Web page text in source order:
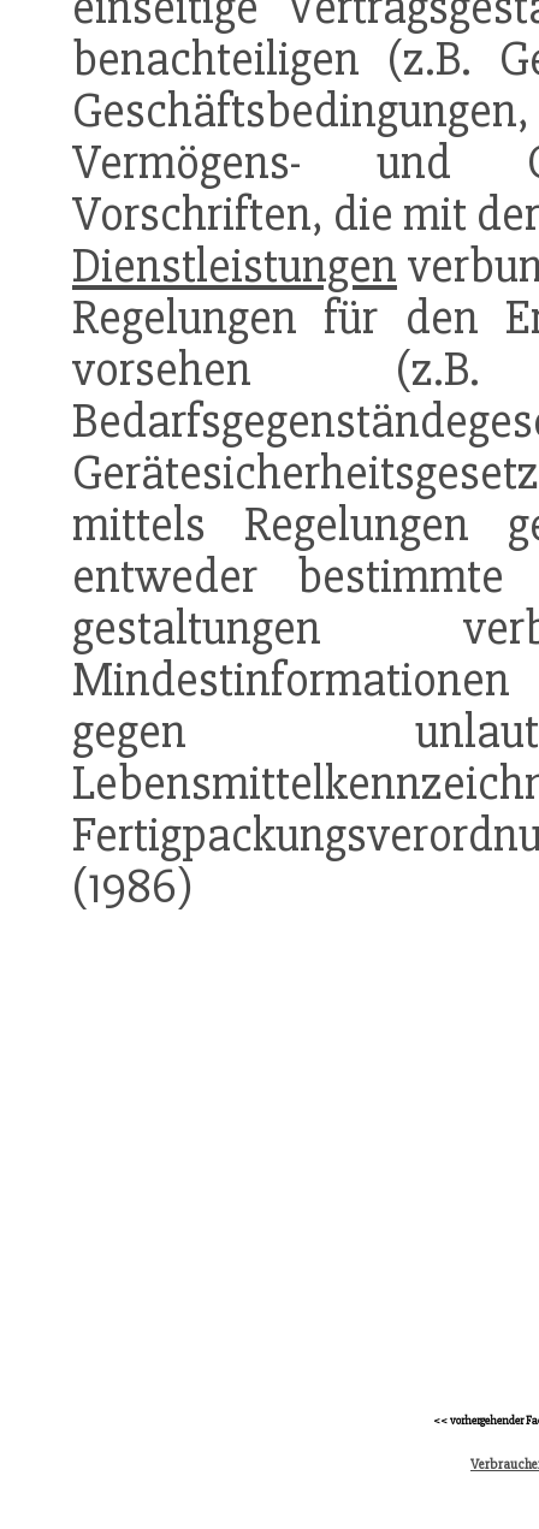
benachteiligen (z.B.
Vermögens- und
Vorschriften, die mit
Dienstleistungen
Regelungen für den
vorsehen
mittels Regelungen
entweder
gestaltungen
gegen
(1986)
<< vorhergehender